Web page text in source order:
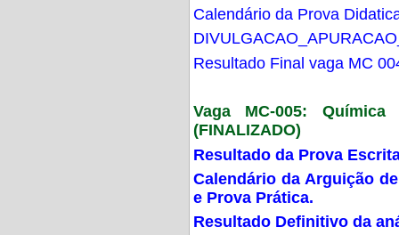
Calendário da Prova
Resultado Final vaga MC
Vaga MC-005:
(FINALIZADO)
Resultado da Prova
Calendário da Arguição
e Prova Prática.
Resultado Definitivo da